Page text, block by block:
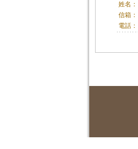
姓名：
信箱：
電話：